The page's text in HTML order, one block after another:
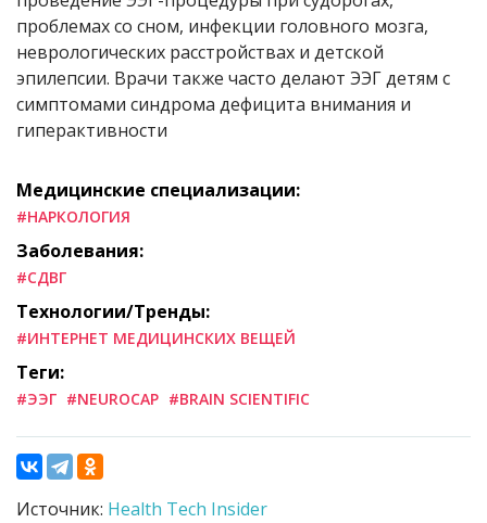
проблемах со сном, инфекции головного мозга,
неврологических расстройствах и детской
эпилепсии. Врачи также часто делают ЭЭГ детям с
симптомами синдрома дефицита внимания и
гиперактивности
Медицинские специализации:
#НАРКОЛОГИЯ
Заболевания:
#СДВГ
Технологии/Тренды:
#ИНТЕРНЕТ МЕДИЦИНСКИХ ВЕЩЕЙ
Теги:
#ЭЭГ #NEUROCAP #BRAIN SCIENTIFIC
Источник: Health Tech Insider